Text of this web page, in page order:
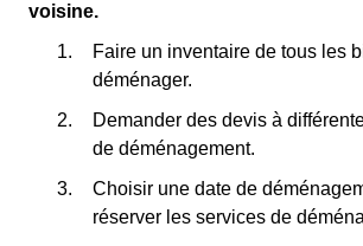
voisine.
Faire un inventaire de tous les
déménager.
Demander des devis à
de déménagement.
Choisir une date de
réserver les services de